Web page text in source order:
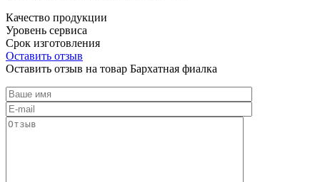
Качество продукции
Уровень сервиса
Срок изготовления
Оставить отзыв
Оставить отзыв на товар Бархатная фиалка